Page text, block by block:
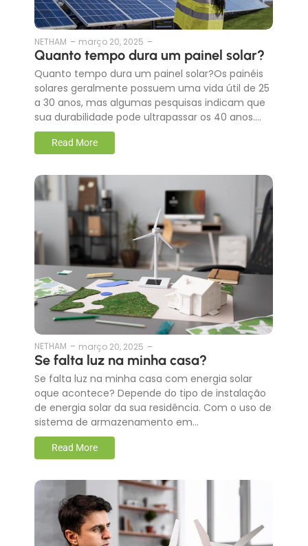
NETHAM – março 20, 2025 –
Quanto tempo dura um painel solar?
Quanto tempo dura um painel solar?Os painéis
solares geralmente possuem uma vida útil de 25
a 30 anos, mas algumas pesquisas indicam que
sua durabilidade pode ultrapassar os 40 anos….
Read More
NETHAM – março 20, 2025 –
Se falta luz na minha casa?
Se falta luz na minha casa com energia solar
oque acontece? Depende do tipo de instalação
de energia solar da sua residência. Com o uso de
sistema de armazenamento em…
Read More